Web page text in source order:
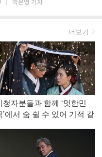
| 박은영 기자
더보기
청자분들과 함께 ‘멋한민
’에서 숨 쉴 수 있어 기적 같